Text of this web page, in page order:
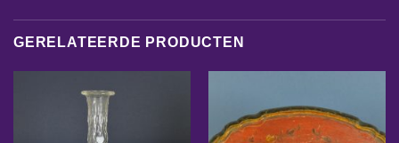
GERELATEERDE PRODUCTEN